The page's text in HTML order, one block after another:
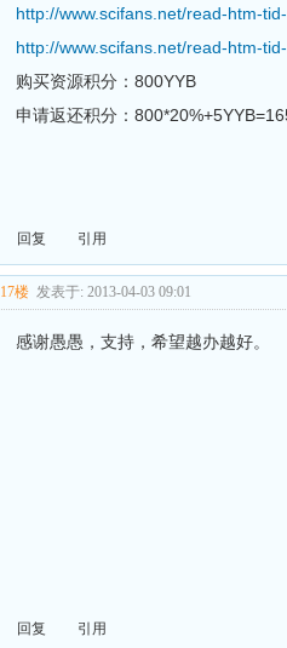
http://www.scifans.net/read-htm-
http://www.scifans.net/read-htm-
购买资源积分：800YYB
申请返还积分：
回复 引用
17楼 发表于: 2013-04-03 09:01
感谢愚愚，支持，希望越办越好。
回复 引用